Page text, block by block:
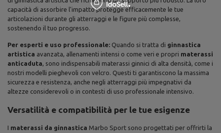
capacità di assorbire l'impatto protegge efficacemente le tue
articolazioni durante gli atterraggi e le figure più complesse,
sostenendo il tuo progresso.
Per esperti e uso professionale: Quando si tratta di ginnastica
artistica avanzata, allenamenti intensi o come veri e propri materassi
anticaduta, sono indispensabili materassi ginnici di alta densità, come i
nostri modelli pieghevoli con velcro. Questi ti garantiscono la massima
sicurezza e resistenza, anche negli atterraggi più impegnativi da
altezze considerevoli o in contesti di uso professionale intensivo.
Versatilità e compatibilità per le tue esigenze
I materassi da ginnastica Marbo Sport sono progettati per offrirti la